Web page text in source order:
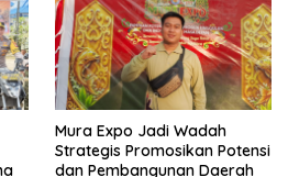
Mura Expo Jadi Wadah
Strategis Promosikan Potensi
dan Pembangunan Daerah